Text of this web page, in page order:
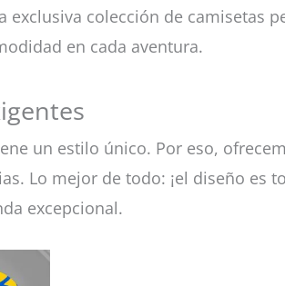
colección de camisetas
en cada aventura.
un estilo único. Por eso,
Lo mejor de todo: ¡el diseño es
excepcional.